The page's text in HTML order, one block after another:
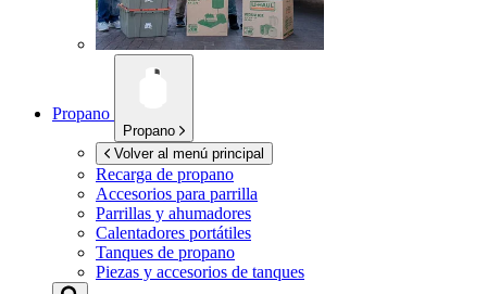
Propano
Propano
Volver al menú principal
Recarga de propano
Accesorios para parrilla
Parrillas y ahumadores
Calentadores portátiles
Tanques de propano
Piezas y accesorios de tanques